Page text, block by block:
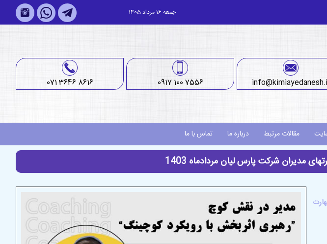
جمعه 16 مرداد 1405
0917 100 7556
071 3646 8616
مقالات مرتبط درباره ما تماس با ما
مدیران شرکت پارس لیان مردادماه 1403